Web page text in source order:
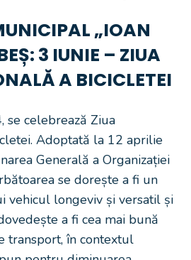
„IOAN
3 IUNIE – ZIUA
A BICICLETEI
se celebrează Ziua
Adoptată la 12 aprilie
Generală a Organizației
se dorește a fi un
vehicul longeviv și versatil și
a fi cea mai bună
transport, în contextul